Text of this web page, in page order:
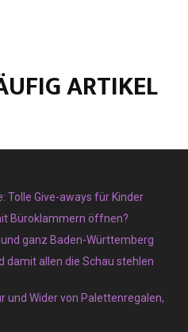
ARTIKEL
Tolle Give-aways für Kinder
Büroklammern öffnen?
ganz Baden-Württemberg
damit allen die Schau stehlen
und Wider von Palettenregalen,